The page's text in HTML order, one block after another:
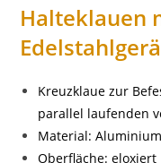
Halteklauen
Kreuzklaue zur
parallel laufenden
Material: Aluminium
Oberfläche: eloxiert